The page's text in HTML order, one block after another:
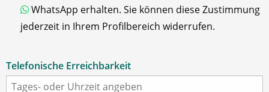
WhatsApp erhalten. Sie können diese Zustimmung
jederzeit in Ihrem Profilbereich widerrufen.
Telefonische Erreichbarkeit